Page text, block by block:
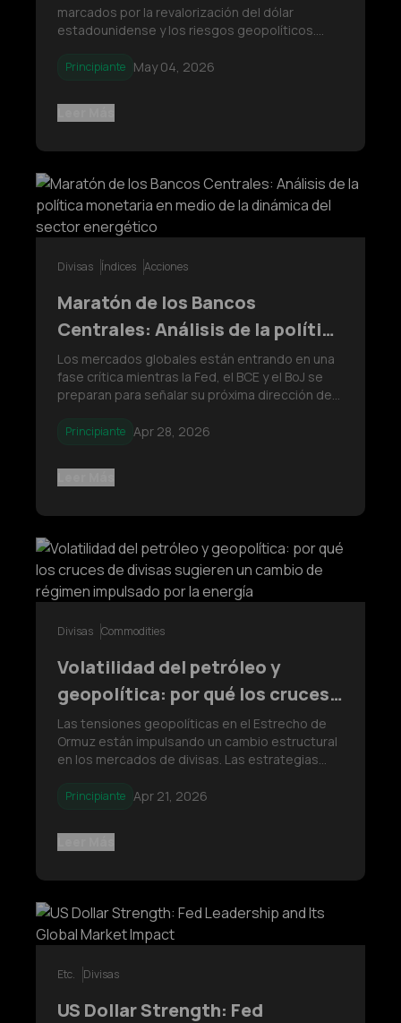
geopolíticos
marcados por la revalorización del dólar
estadounidense y los riesgos geopolíticos.
petróleo están reaccionando a los cambios en
los principales eventos macroeconó
Principiante May 04, 2026
Divisas Índices Acciones
Maratón de los Bancos
Centrales: Análisis de la política
monetaria en medio de la
dinámica del sector energético
Los mercados globales están entrando en una
fase crítica mientras la Fed, el BCE y el BoJ se
preparan para señalar su próxima dirección de
persistentes y el aumento de los precios de la
orientación de las tasa
Principiante Apr 28, 2026
Divisas Commodities
Volatilidad del petróleo y
geopolítica: por qué los cruces
de divisas sugieren un cambio
de régimen impulsado por la
Las tensiones geopolíticas en el Estrecho de
Ormuz están impulsando un cambio estructural
en los mercados de divisas. Las estrategias
ya que monedas dependientes de la energía
términos de intercambio, mientras que
Principiante Apr 21, 2026
Etc. Divisas
US Dollar Strength: Fed